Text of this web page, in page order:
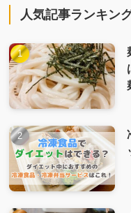
人気記事ランキン